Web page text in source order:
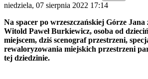
niedziela, 07 sierpnia 2022 17:14
Na spacer po wrzeszczańskiej Górze Jana
Witold Paweł Burkiewicz, osoba od
miejscem, dziś scenograf przestrzeni,
rewaloryzowania miejskich przestrzeni
tej dziedzinie.